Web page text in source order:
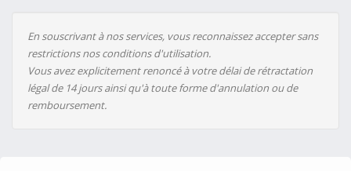
En souscrivant à nos services, vous reconnaissez accepter sans
restrictions nos conditions d'utilisation.
Vous avez explicitement renoncé à votre délai de rétractation
légal de 14 jours ainsi qu'à toute forme d'annulation ou de
remboursement.